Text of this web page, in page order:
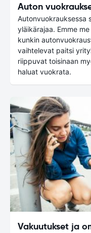
Auton
Autonvuokrauksessa
yläikärajaa. Emme
kunkin
vaihtelevat paitsi
riippuvat toisinaan
haluat vuokrata.
Vakuutukset ja